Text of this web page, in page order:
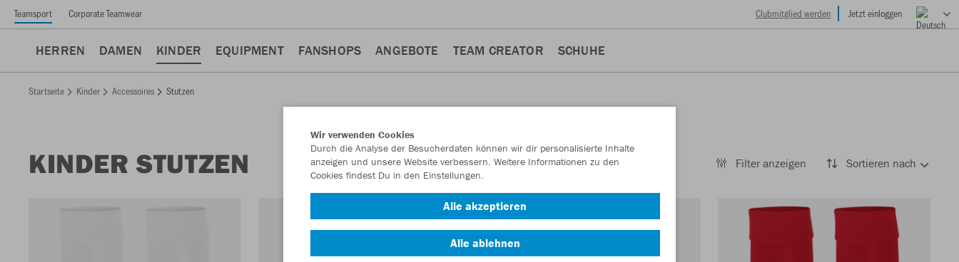
Teamsport Corporate Teamwear Clubmitglied werden Jetzt einloggen
HERREN DAMEN KINDER EQUIPMENT FANSHOPS ANGEBOTE TEAM CREATOR SCHUHE
Startseite Kinder Accessoires Stutzen
KINDER STUTZEN Filter anzeigen Sortieren nach
Wir verwenden Cookies
Durch die Analyse der Besucherdaten können wir dir personalisierte Inhalte
anzeigen und unsere Website verbessern. Weitere Informationen zu den
Cookies findest Du in den Einstellungen.
Alle akzeptieren
Alle ablehnen